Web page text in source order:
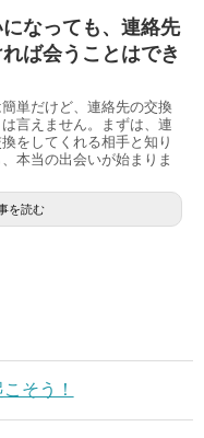
なっても、連絡先
ば会うことはでき
単だけど、連絡先の交換
言えません。まずは、連
をしてくれる相手と知り
本当の出会いが始まりま
を読む
そう！